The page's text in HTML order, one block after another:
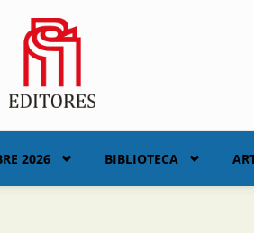
2026 BIBLIOTECA